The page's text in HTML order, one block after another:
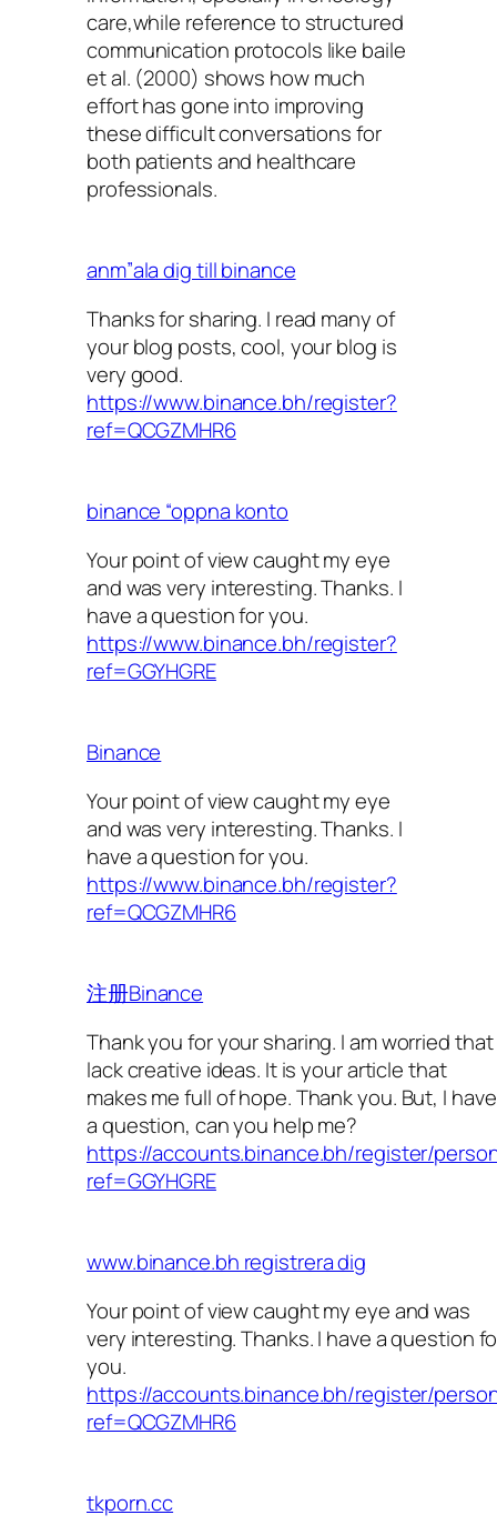
care,while reference to structured
communication protocols like baile
et al. (2000) shows how much
effort has gone into improving
these difficult conversations for
both patients and healthcare
professionals.
anm”ala dig till binance
Thanks for sharing. I read many of
your blog posts, cool, your blog is
very good.
https://www.binance.bh/register?
ref=QCGZMHR6
binance “oppna konto
Your point of view caught my eye
and was very interesting. Thanks. I
have a question for you.
https://www.binance.bh/register?
ref=GGYHGRE
Binance
Your point of view caught my eye
and was very interesting. Thanks. I
have a question for you.
https://www.binance.bh/register?
ref=QCGZMHR6
注册Binance
Thank you for your sharing. I am worried that
lack creative ideas. It is your article that
makes me full of hope. Thank you. But, I have
a question, can you help me?
https://accounts.binance.bh/register/
ref=GGYHGRE
www.binance.bh registrera dig
Your point of view caught my eye and was
very interesting. Thanks. I have a question
you.
https://accounts.binance.bh/register/
ref=QCGZMHR6
tkporn.cc